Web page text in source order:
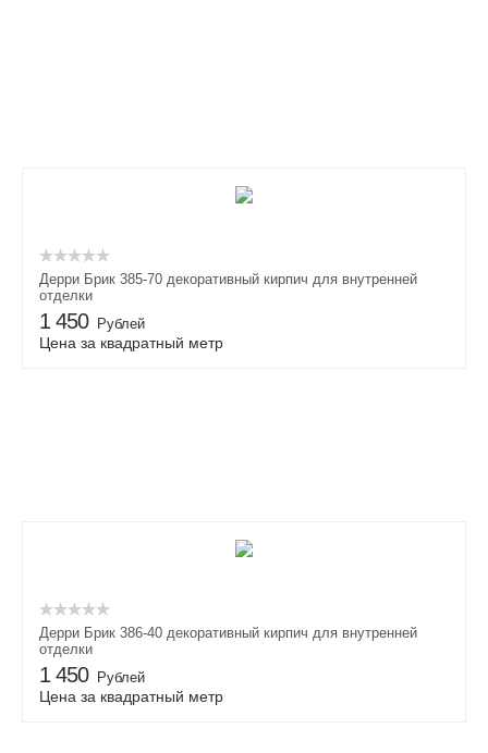
Дерри Брик 385-70 декоративный кирпич для внутренней
отделки
1 450 Рублей
Цена за квадратный метр
Дерри Брик 386-40 декоративный кирпич для внутренней
отделки
1 450 Рублей
Цена за квадратный метр